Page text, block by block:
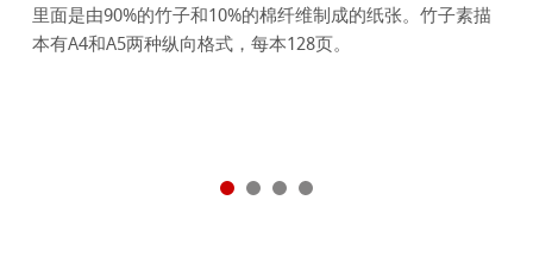
里面是由90%的竹子和10%的棉纤维制成的纸张。竹子素描
本有A4和A5两种纵向格式，每本128页。